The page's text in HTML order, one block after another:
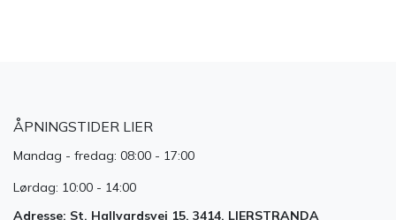
ÅPNINGSTIDER LIER
Mandag - fredag: 08:00 - 17:00
Lørdag: 10:00 - 14:00
Adresse: St. Hallvardsvei 15, 3414, LIERSTRANDA